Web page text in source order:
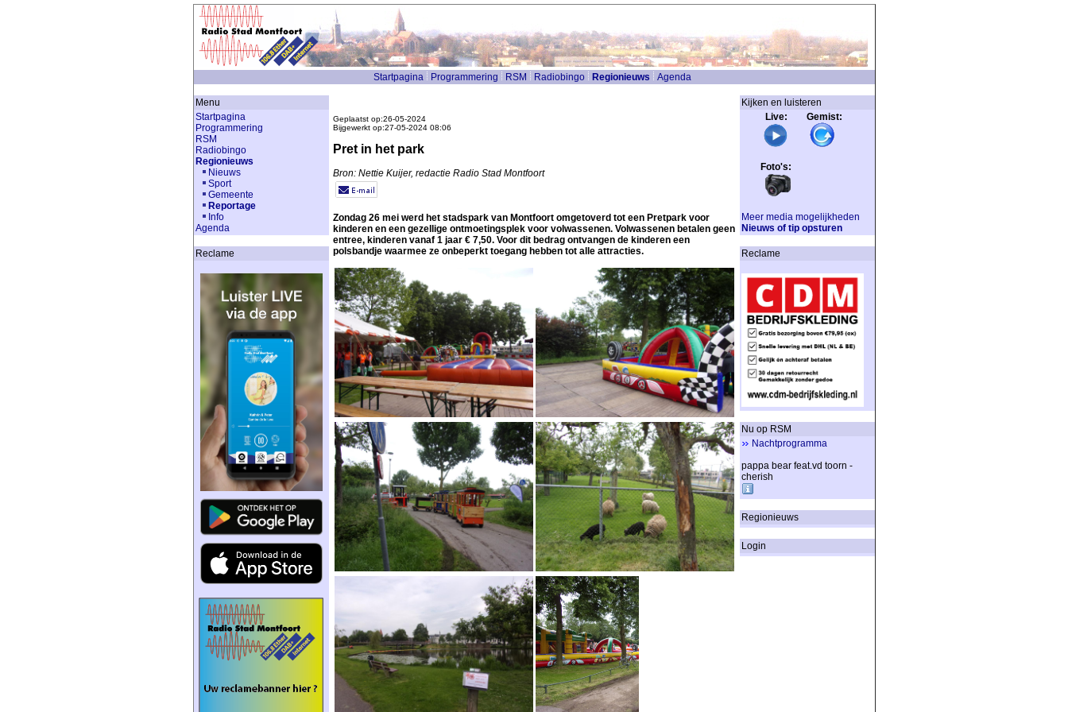
Startpagina Programmering RSM Radiobingo Regionieuws Agenda
Menu
Startpagina
Programmering
RSM
Radiobingo
Regionieuws
Nieuws
Sport
Gemeente
Reportage
Info
Agenda
Reclame
Geplaatst op:26-05-2024
Bijgewerkt op:27-05-2024 08:06
Pret in het park
Bron: Nettie Kuijer, redactie Radio Stad Montfoort
Zondag 26 mei werd het stadspark van Montfoort omgetoverd tot een Pretpark voor
kinderen en een gezellige ontmoetingsplek voor volwassenen. Volwassenen betalen geen
entree, kinderen vanaf 1 jaar € 7,50. Voor dit bedrag ontvangen de kinderen een
polsbandje waarmee ze onbeperkt toegang hebben tot alle attracties.
Kijken en luisteren
Live: Gemist:
Foto's:
Meer media mogelijkheden
Nieuws of tip opsturen
Reclame
Nu op RSM
Nachtprogramma
pappa bear feat.vd toorn -
cherish
Regionieuws
Login